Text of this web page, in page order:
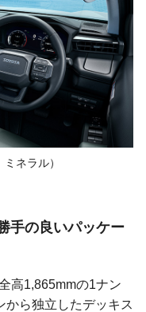
ネラル）
手の良いパッケー
高1,865mmの1ナン
から独立したデッキス